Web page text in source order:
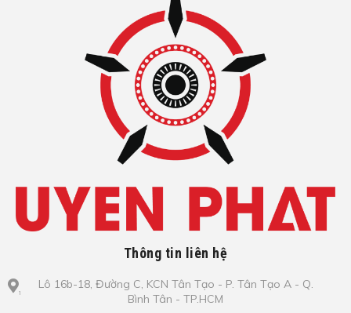
Thông tin liên hệ
Lô​ 16b-18, Đ​ư​ờ​ng C, KCN Tâ​n Tạo​ - P. Tâ​n Tạo​ A - Q.
Bình​ Tâ​n - TP.HCM